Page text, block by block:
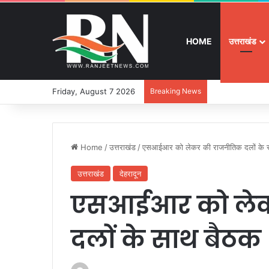
HOME उत्तराखंड
Friday, August 7 2026 Breaking News
Home /उत्तराखंड /एसआईआर को लेकर की राजनीतिक दलों के
उत्तराखंड देहरादून
एसआईआर को
दलों के साथ बैठक